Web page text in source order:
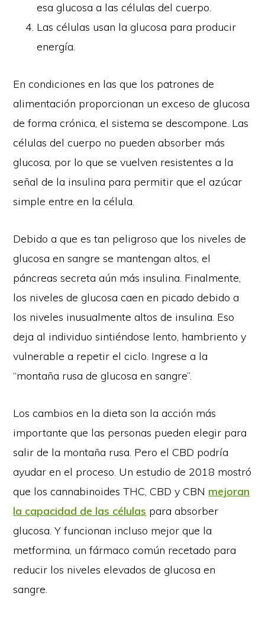
esa glucosa a las células del cuerpo.
Las células usan la glucosa para producir
energía.
En condiciones en las que los patrones de
alimentación proporcionan un exceso de glucosa
de forma crónica, el sistema se descompone. Las
células del cuerpo no pueden absorber más
glucosa, por lo que se vuelven resistentes a la
señal de la insulina para permitir que el azúcar
simple entre en la célula.
Debido a que es tan peligroso que los niveles de
glucosa en sangre se mantengan altos, el
páncreas secreta aún más insulina. Finalmente,
los niveles de glucosa caen en picado debido a
los niveles inusualmente altos de insulina. Eso
deja al individuo sintiéndose lento, hambriento y
vulnerable a repetir el ciclo. Ingrese a la
“montaña rusa de glucosa en sangre”.
Los cambios en la dieta son la acción más
importante que las personas pueden elegir para
salir de la montaña rusa. Pero el CBD podría
ayudar en el proceso. Un estudio de 2018 mostró
que los cannabinoides THC, CBD y CBN mejoran
la capacidad de las células para absorber
glucosa. Y funcionan incluso mejor que la
metformina, un fármaco común recetado para
reducir los niveles elevados de glucosa en
sangre.